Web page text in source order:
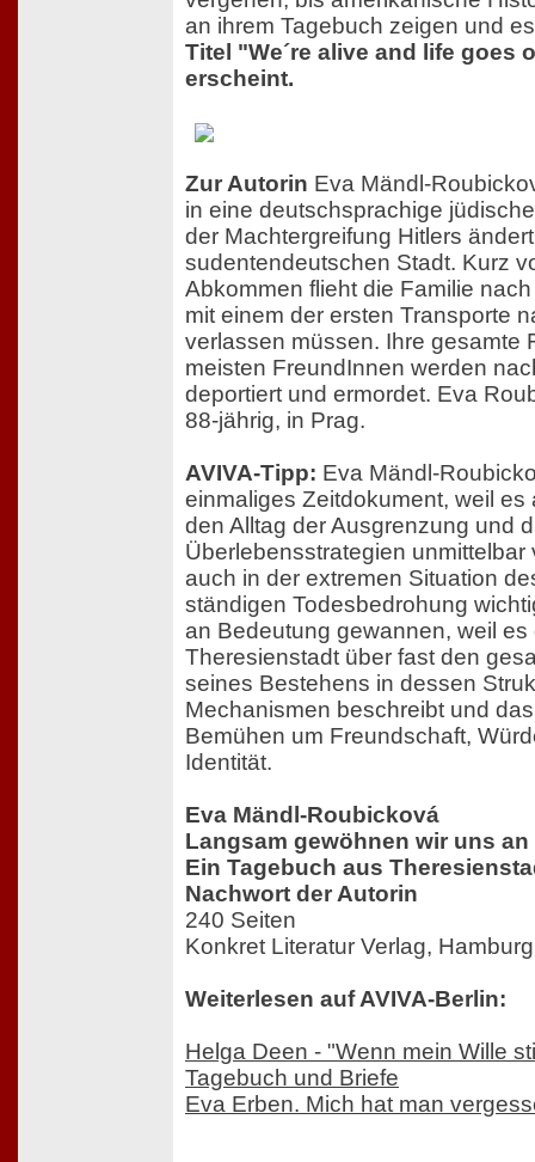
an ihrem Tagebuch zeigen und
Titel "We´re alive and life goes
erscheint.
Zur Autorin Eva Mändl-
in eine deutschsprachige
der Machtergreifung Hitlers
sudentendeutschen Stadt. Kurz
Abkommen flieht die Familie
mit einem der ersten Transporte
verlassen müssen. Ihre gesamte
meisten FreundInnen werden
deportiert und ermordet. Eva
88-jährig, in Prag.
AVIVA-Tipp: Eva Mändl-
einmaliges Zeitdokument, weil es
den Alltag der Ausgrenzung und
Überlebensstrategien
auch in der extremen Situation
ständigen Todesbedrohung
an Bedeutung gewannen, weil es
Theresienstadt über fast den
seines Bestehens in dessen
Mechanismen beschreibt und
Bemühen um Freundschaft,
Identität.
Eva Mändl-Roubicková
Langsam gewöhnen wir uns
Ein Tagebuch aus
Nachwort der Autorin
240 Seiten
Konkret Literatur Verlag,
Weiterlesen auf AVIVA-Berlin:
Helga Deen - "Wenn mein Wille
Tagebuch und Briefe
Eva Erben. Mich hat man